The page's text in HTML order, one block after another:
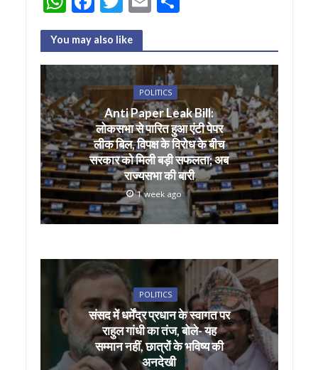
h
at
s
A
p
p
ac
e
b
o
o
k
w
itt
er
ai
l
ar
e
You may also like
POLITICS
Anti Paper Leak Bill:
लोकसभा से पारित हुआ एंटी पेपर
लीक बिल, विपक्ष के विरोध के बीच
सरकार को मिली बड़ी सफलता; अब
राज्यसभा की बारी
1 week ago
POLITICS
संसद में धर्मेंद्र प्रधान के स्वागत पर
राहुल गांधी का तंज, बोले- यह
सम्मान नहीं, छात्रों के भविष्य की
अनदेखी